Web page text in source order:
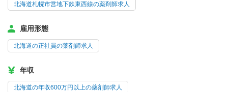
北海道札幌市営地下鉄東西線の薬剤師求人
雇用形態
北海道の正社員の薬剤師求人
年収
北海道の年収600万円以上の薬剤師求人